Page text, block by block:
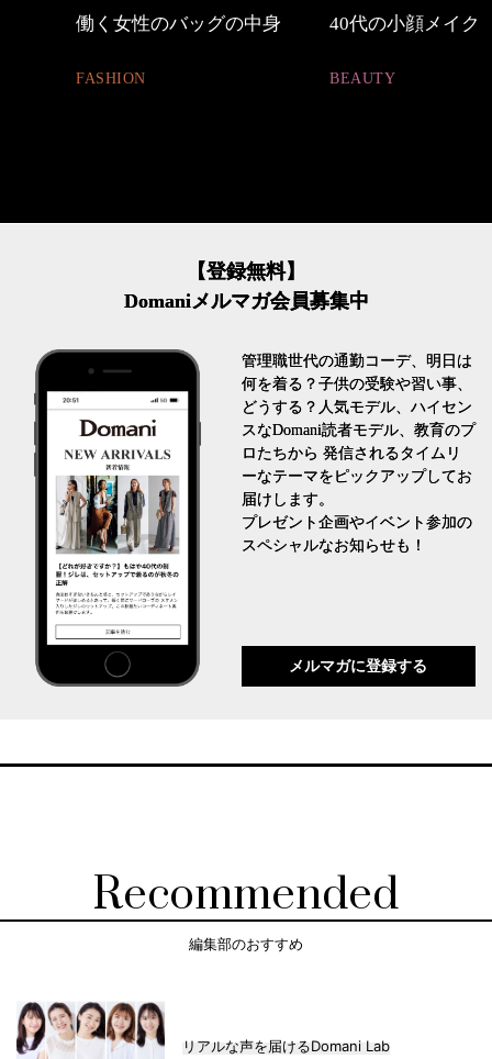
働く女性のバッグの中身
FASHION
40代の小顔メイク
BEAUTY
【登録無料】
Domaniメルマガ会員募集中
管理職世代の通勤コーデ、明日は
何を着る？子供の受験や習い事、
どうする？人気モデル、ハイセン
スなDomani読者モデル、教育のプ
ロたちから 発信されるタイムリ
ーなテーマをピックアップしてお
届けします。
プレゼント企画やイベント参加の
スペシャルなお知らせも！
メルマガに登録する
Recommended
編集部のおすすめ
リアルな声を届けるDomani Lab